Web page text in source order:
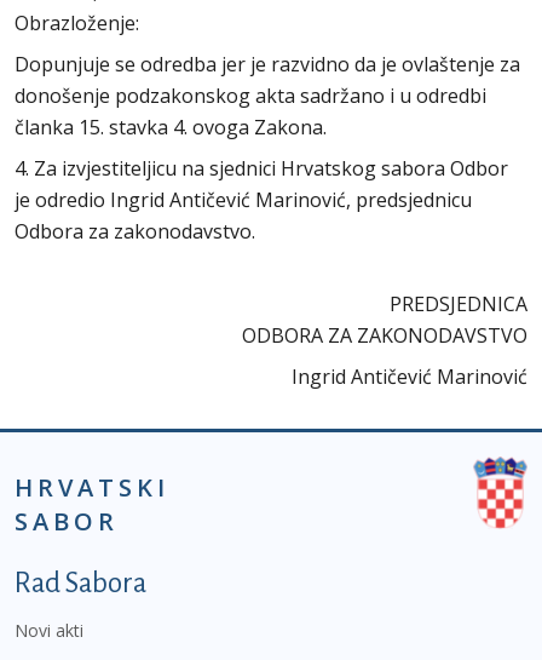
Obrazloženje:
Dopunjuje se odredba jer je razvidno da je ovlaštenje za
donošenje podzakonskog akta sadržano i u odredbi
članka 15. stavka 4. ovoga Zakona.
4. Za izvjestiteljicu na sjednici Hrvatskog sabora Odbor
je odredio Ingrid Antičević Marinović, predsjednicu
Odbora za zakonodavstvo.
PREDSJEDNICA
ODBORA ZA ZAKONODAVSTVO
Ingrid Antičević Marinović
HRVATSKI
SABOR
Podnožje prvi izbornik
Rad Sabora
Novi akti